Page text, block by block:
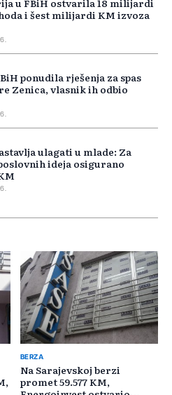
u FBiH ostvarila 18 milijardi
i šest milijardi KM izvoza
ponudila rješenja za spas
Zenica, vlasnik ih odbio
ulagati u mlade: Za
ideja osigurano
BERZA
Na Sarajevskoj berzi
promet 59.577 KM,